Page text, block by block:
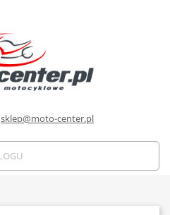
sklep@moto-center.pl